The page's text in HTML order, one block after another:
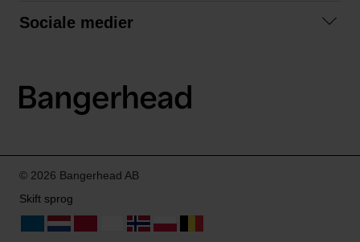
Betingelser
Sociale medier
LinkedIn
© 2026 Bangerhead AB
Skift sprog